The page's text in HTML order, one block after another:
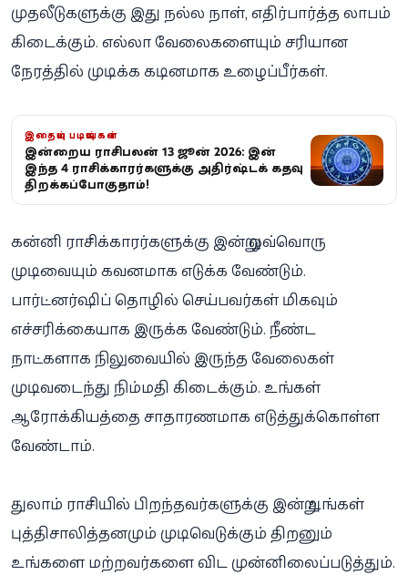
முதலீடுகளுக்கு இது நல்ல நாள், எதிர்பார்த்த லாபம்
கிடைக்கும். எல்லா வேலைகளையும் சரியான
நேரத்தில் முடிக்க கடினமாக உழைப்பீர்கள்.
இதையும் படியுங்கள்
இன்றைய ராசிபலன் 13 ஜூன் 2026: இன்று
இந்த 4 ராசிக்காரர்களுக்கு அதிர்ஷ்டக் கதவு
திறக்கப்போகுதாம்!
கன்னி ராசிக்காரர்களுக்கு இன்று ஒவ்வொரு
முடிவையும் கவனமாக எடுக்க வேண்டும்.
பார்ட்னர்ஷிப் தொழில் செய்பவர்கள் மிகவும்
எச்சரிக்கையாக இருக்க வேண்டும். நீண்ட
நாட்களாக நிலுவையில் இருந்த வேலைகள்
முடிவடைந்து நிம்மதி கிடைக்கும். உங்கள்
ஆரோக்கியத்தை சாதாரணமாக எடுத்துக்கொள்ள
வேண்டாம்.
துலாம் ராசியில் பிறந்தவர்களுக்கு இன்று உங்கள்
புத்திசாலித்தனமும் முடிவெடுக்கும் திறனும்
உங்களை மற்றவர்களை விட முன்னிலைப்படுத்தும்.